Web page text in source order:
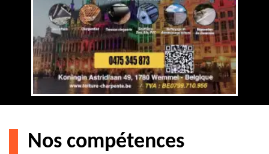
Nos compétences